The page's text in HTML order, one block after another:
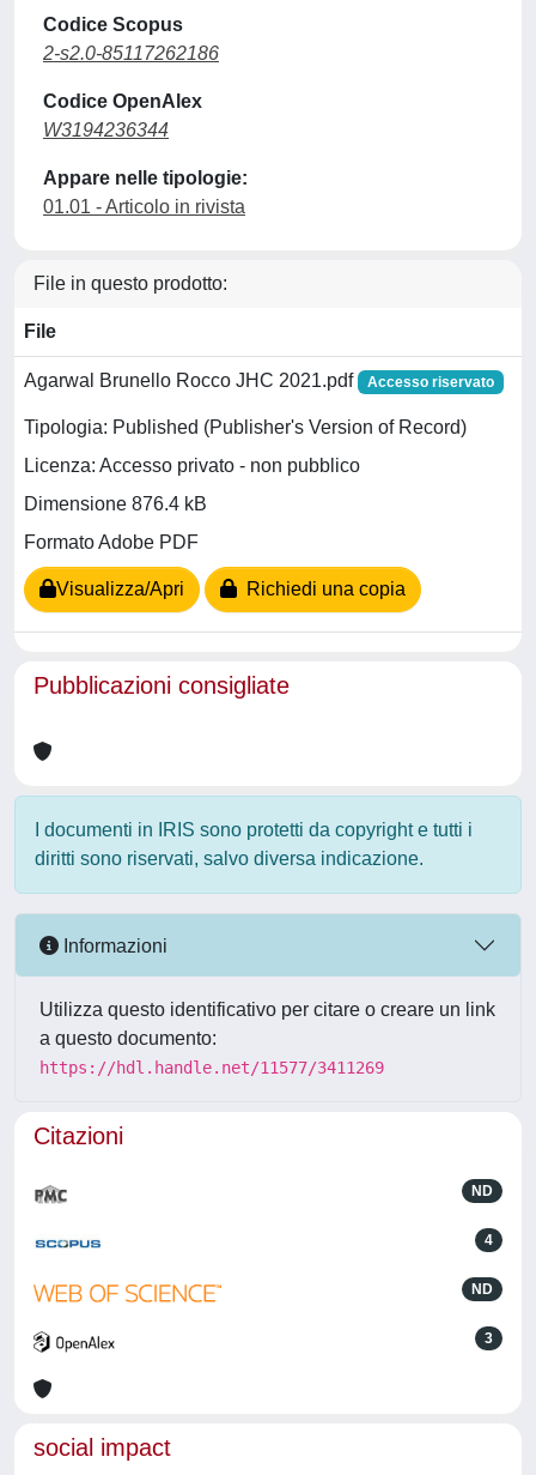
Codice Scopus
2-s2.0-85117262186
Codice OpenAlex
W3194236344
Appare nelle tipologie:
01.01 - Articolo in rivista
File in questo prodotto:
File
Agarwal Brunello Rocco JHC 2021.pdf Accesso riservato
Tipologia: Published (Publisher's Version of Record)
Licenza: Accesso privato - non pubblico
Dimensione 876.4 kB
Formato Adobe PDF
Visualizza/Apri Richiedi una copia
Pubblicazioni consigliate
I documenti in IRIS sono protetti da copyright e tutti i
diritti sono riservati, salvo diversa indicazione.
Informazioni
Utilizza questo identificativo per citare o creare un link
a questo documento:
https://hdl.handle.net/11577/3411269
Citazioni
ND
4
ND
3
social impact